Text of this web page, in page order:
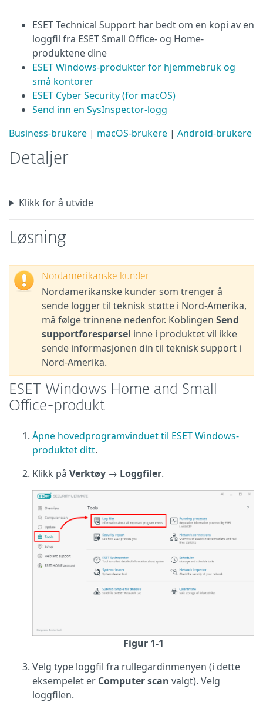
ESET Technical Support har bedt om en kopi av en
loggfil fra ESET Small Office- og Home-
produktene dine
ESET Windows-produkter for hjemmebruk og
små kontorer
ESET Cyber Security (for macOS)
Send inn en SysInspector-logg
Business-brukere | macOS-brukere | Android-brukere
Detaljer
Klikk for å utvide
Løsning
Nordamerikanske kunder
Nordamerikanske kunder som trenger å
sende logger til teknisk støtte i Nord-Amerika,
må følge trinnene nedenfor. Koblingen Send
supportforespørsel inne i produktet vil ikke
sende informasjonen din til teknisk support i
Nord-Amerika.
ESET Windows Home and Small
Office-produkt
Åpne hovedprogramvinduet til ESET Windows-
produktet ditt.
Klikk på Verktøy → Loggfiler.
Figur 1-1
Velg type loggfil fra rullegardinmenyen (i dette
eksempelet er Computer scan valgt). Velg
loggfilen.